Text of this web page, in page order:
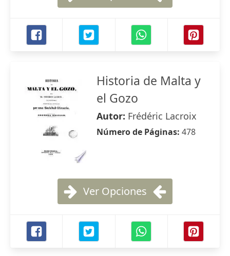
Historia de Malta y
el Gozo
Autor: Frédéric Lacroix
Número de Páginas: 478
Ver Opciones